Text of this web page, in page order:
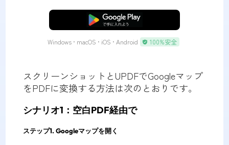
無料ダウンロード
Windows • macOS • iOS • Android 100%安全
スクリーンショットとUPDFでGoogleマップ
をPDFに変換する方法は次のとおりです。
シナリオ1：空白PDF経由で
ステップ1.Googleマップを開く